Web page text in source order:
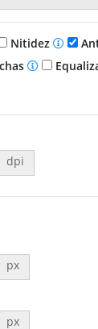
Nitidez
dpi
px
px